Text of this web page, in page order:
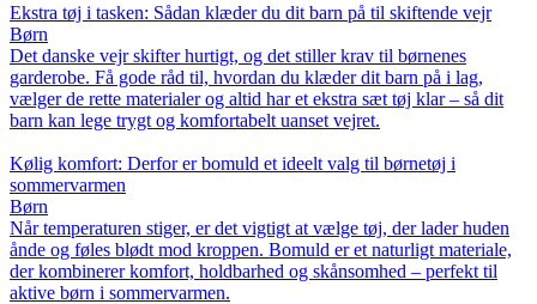
Ekstra tøj i tasken: Sådan klæder du dit barn på til skiftende vejr
Børn
Det danske vejr skifter hurtigt, og det stiller krav til børnenes
garderobe. Få gode råd til, hvordan du klæder dit barn på i lag,
vælger de rette materialer og altid har et ekstra sæt tøj klar – så dit
barn kan lege trygt og komfortabelt uanset vejret.
Kølig komfort: Derfor er bomuld et ideelt valg til børnetøj i
sommervarmen
Børn
Når temperaturen stiger, er det vigtigt at vælge tøj, der lader huden
ånde og føles blødt mod kroppen. Bomuld er et naturligt materiale,
der kombinerer komfort, holdbarhed og skånsomhed – perfekt til
aktive børn i sommervarmen.